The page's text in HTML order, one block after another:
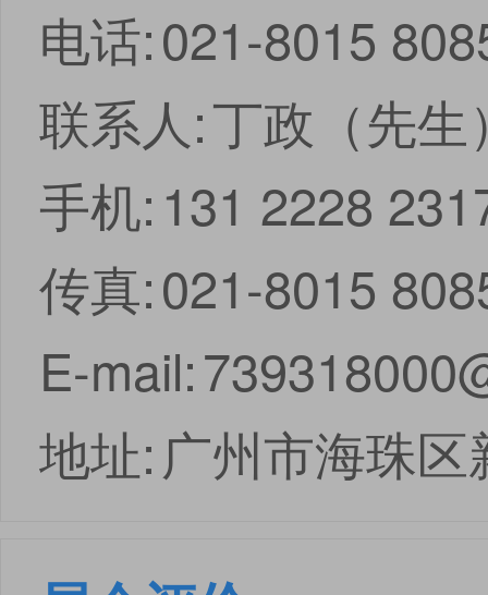
电话:021-8015
联系人:丁政（先生
手机: 131 2228
传真:021-8015
E-mail:
地址: 广州市海珠